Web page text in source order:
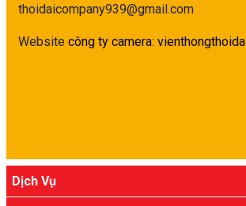
thoidaicompany939@gmail.com
Website công ty camera:
Dịch Vụ